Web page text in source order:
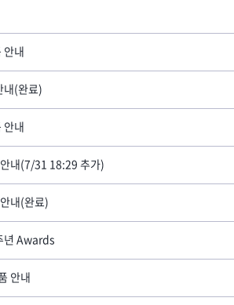
안내
내(완료)
안내
내(7/31 18:29 추가)
내(완료)
년 Awards
안내